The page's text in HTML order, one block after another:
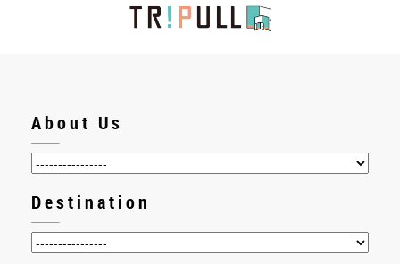
About Us
Destination